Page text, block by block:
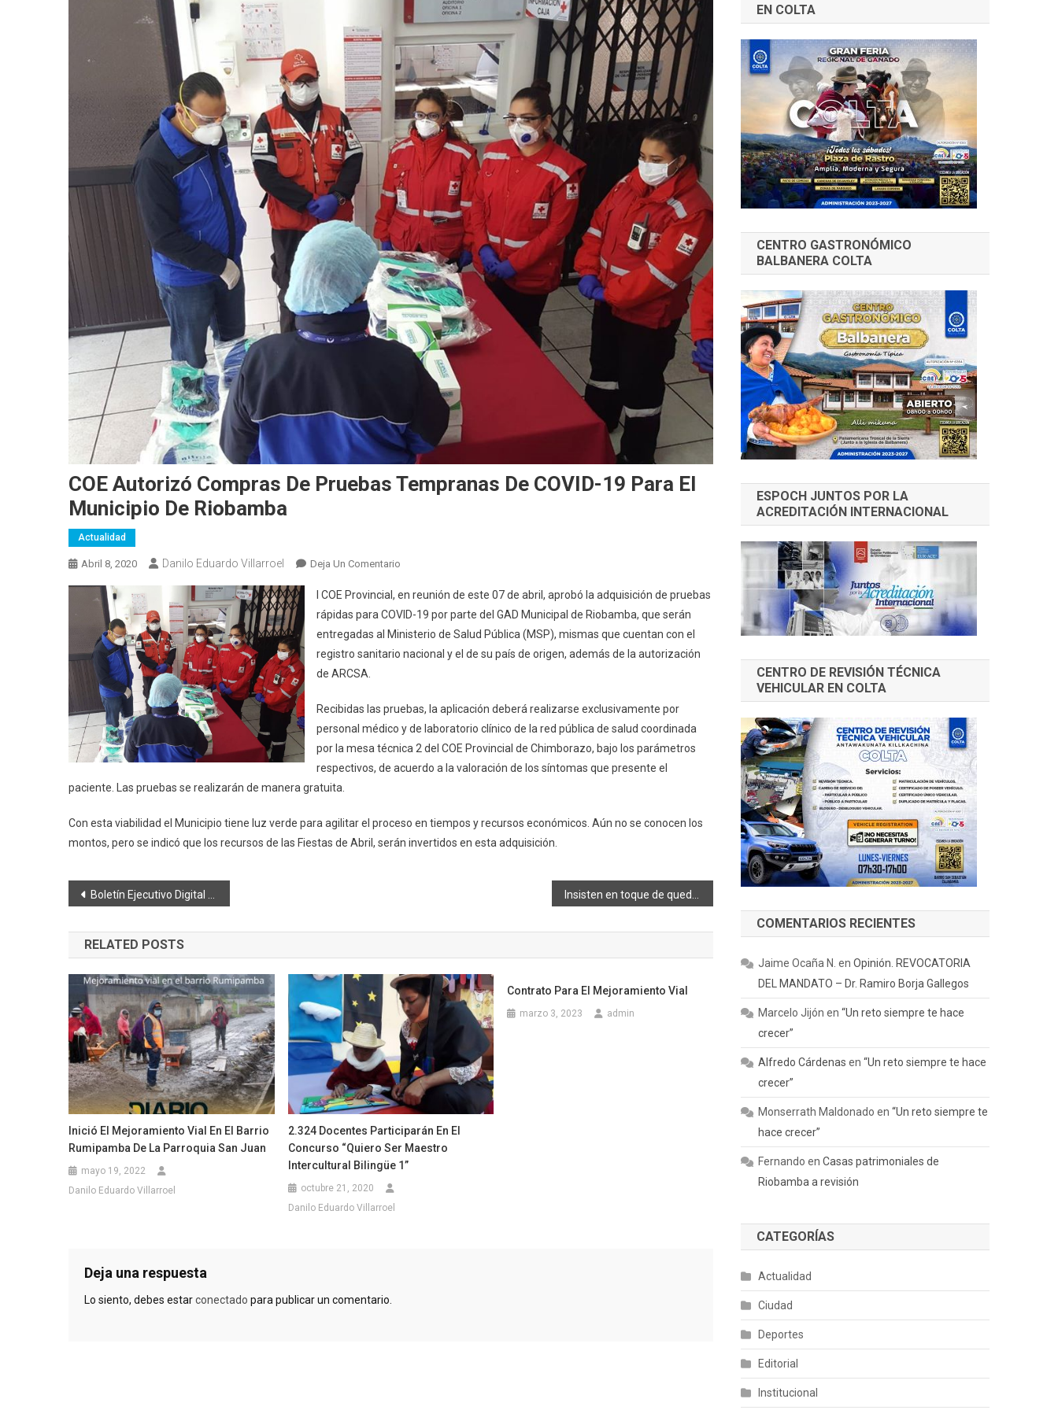
COE Autorizó Compras De Pruebas Tempranas De COVID-19 Para El
Municipio De Riobamba
Actualidad
Abril 8, 2020 Danilo Eduardo Villarroel Deja Un Comentario
Autorizó
Compras
De
Pruebas
COVID-
19
Para
Riobamba
l COE Provincial, en reunión de este 07 de abril, aprobó la adquisición de pruebas
rápidas para COVID-19 por parte del GAD Municipal de Riobamba, que serán
entregadas al Ministerio de Salud Pública (MSP), mismas que cuentan con el
registro sanitario nacional y el de su país de origen, además de la autorización
de ARCSA.
Recibidas las pruebas, la aplicación deberá realizarse exclusivamente por
personal médico y de laboratorio clínico de la red pública de salud coordinada
por la mesa técnica 2 del COE Provincial de Chimborazo, bajo los parámetros
respectivos, de acuerdo a la valoración de los síntomas que presente el
paciente. Las pruebas se realizarán de manera gratuita.
Con esta viabilidad el Municipio tiene luz verde para agilitar el proceso en tiempos y recursos económicos. Aún no se conocen los
montos, pero se indicó que los recursos de las Fiestas de Abril, serán invertidos en esta adquisición.
Navegación
de
entradas
Boletín Ejecutivo Digital del Diario de Riobamba 08.04.2020 Insisten en toque de queda de 24 horas para la Provincia
RELATED POSTS
Inició El Mejoramiento Vial En El Barrio
Rumipamba De La Parroquia San Juan
mayo 19, 2022
Danilo Eduardo Villarroel
2.324 Docentes Participarán En El
Concurso “Quiero Ser Maestro
Intercultural Bilingüe 1”
octubre 21, 2020
Danilo Eduardo Villarroel
Contrato Para El Mejoramiento Vial
marzo 3, 2023 admin
Deja una respuesta
Lo siento, debes estarconectado para publicar un comentario.
EN COLTA
CENTRO GASTRONÓMICO
BALBANERA COLTA
ESPOCH JUNTOS POR LA
ACREDITACIÓN INTERNACIONAL
CENTRO DE REVISIÓN TÉCNICA
VEHICULAR EN COLTA
COMENTARIOS RECIENTES
Jaime Ocaña N. enOpinión. REVOCATORIA
DEL MANDATO – Dr. Ramiro Borja Gallegos
Marcelo Jijón en“Un reto siempre te hace
crecer”
Alfredo Cárdenas en“Un reto siempre te hace
crecer”
Monserrath Maldonado en“Un reto siempre te
hace crecer”
Fernando enCasas patrimoniales de
Riobamba a revisión
CATEGORÍAS
Actualidad
Ciudad
Deportes
Editorial
Institucional